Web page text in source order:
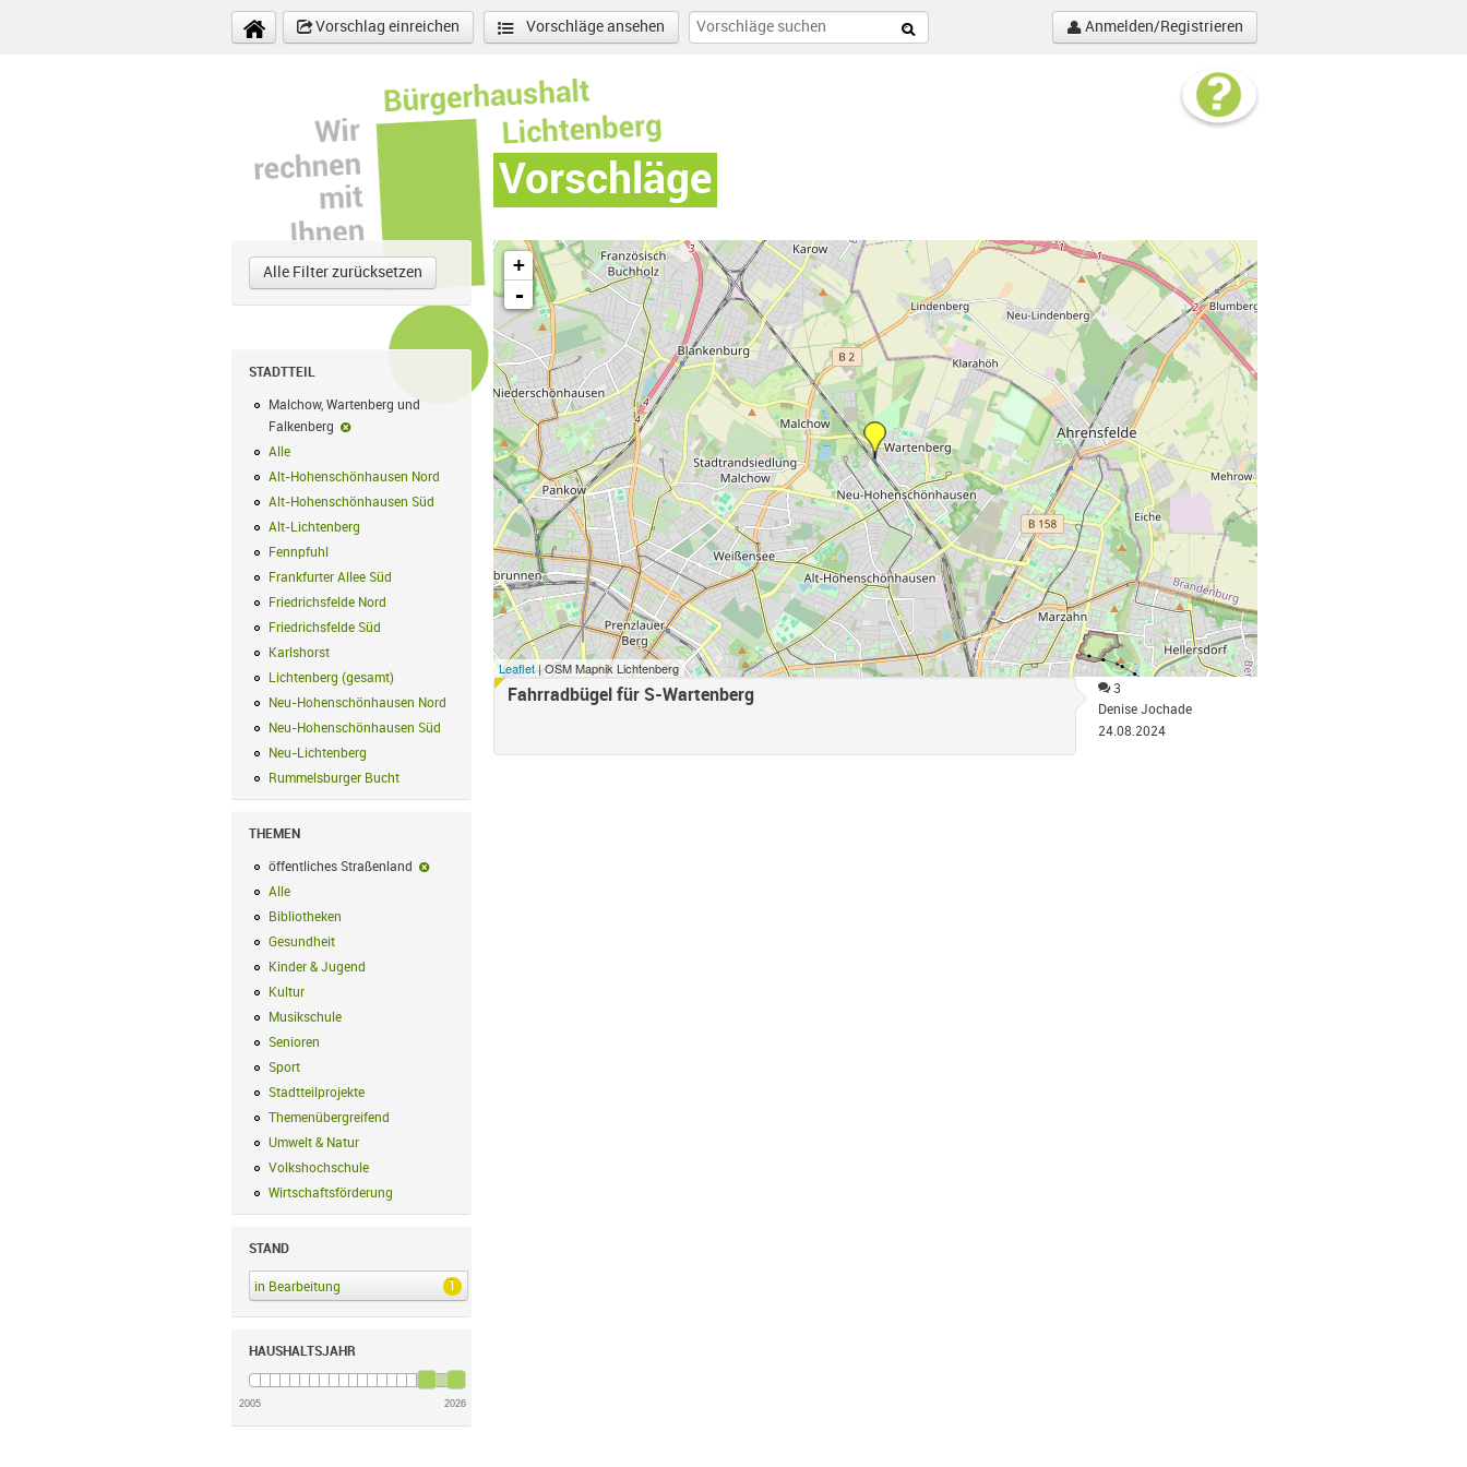
Vorschlag einreichen
Vorschläge ansehen Anmelden/Registrieren
Vorschläge
Alle Filter zurücksetzen
STADTTEIL
Malchow, Wartenberg und
Falkenberg
Malchow, Wartenberg und Falkenberg-Filter entfernen
Alle
Alt-Hohenschönhausen Nord
Alt-Hohenschönhausen Nord Filter anwenden
Alt-Hohenschönhausen Süd
Alt-Hohenschönhausen Süd Filter anwenden
Alt-Lichtenberg Alt-Lichtenberg Filter anwenden
Fennpfuhl
Frankfurter Allee Süd
Frankfurter Allee Süd Filter anwenden
Friedrichsfelde Nord
Friedrichsfelde Nord Filter anwenden
Friedrichsfelde Süd
Friedrichsfelde Süd Filter anwenden
Karlshorst
Lichtenberg (gesamt) Lichtenberg (gesamt) Filter anwenden
Neu-Hohenschönhausen Nord
Neu-Hohenschönhausen Nord Filter anwenden
Neu-Hohenschönhausen Süd
Neu-Lichtenberg Neu-Lichtenberg Filter anwenden
Rummelsburger Bucht
THEMEN
öffentliches Straßenland
Alle
Bibliotheken
Gesundheit
Kinder & Jugend
Kultur
Musikschule
Senioren
Sport
Stadtteilprojekte
Themenübergreifend
Umwelt & Natur
Volkshochschule
Wirtschaftsförderung
STAND
in Bearbeitung 1
in Bearbeitung Filter anwenden
HAUSHALTSJAHR
2005 2026
+
-
Leaflet| OSM Mapnik Lichtenberg
Fahrradbügel für S-Wartenberg
3
Denise Jochade
24.08.2024